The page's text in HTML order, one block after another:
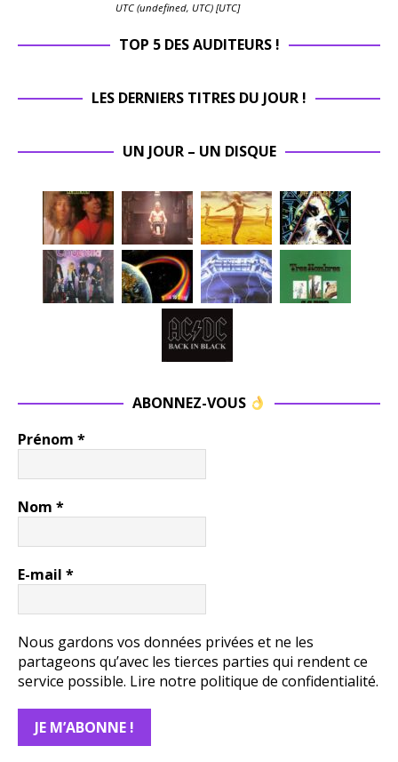
UTC (undefined, UTC) [UTC]
TOP 5 DES AUDITEURS !
LES DERNIERS TITRES DU JOUR !
UN JOUR – UN DISQUE
ABONNEZ-VOUS
Prénom *
Nom *
E-mail *
Nous gardons vos données privées et ne les
partageons qu’avec les tierces parties qui rendent ce
service possible. Lire notre politique de confidentialité.